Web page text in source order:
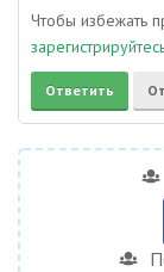
Чтобы избежать